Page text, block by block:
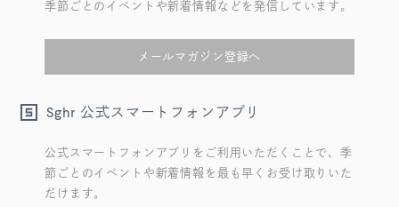
季節ごとのイベントや新着情報などを発信しています。
メールマガジン登録へ
Sghr 公式スマートフォンアプリ
公式スマートフォンアプリをご利用いただくことで、季
節ごとのイベントや新着情報を最も早くお受け取りいた
だけます。